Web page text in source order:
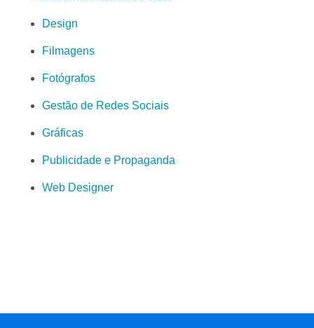
Design
Filmagens
Fotógrafos
Gestão de Redes Sociais
Gráficas
Publicidade e Propaganda
Web Designer